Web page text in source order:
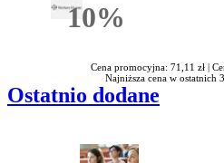
10%Rabatu
Cena promocyjna: 71,11 zł |
Najniższa cena w ostatnich
Ostatnio dodane